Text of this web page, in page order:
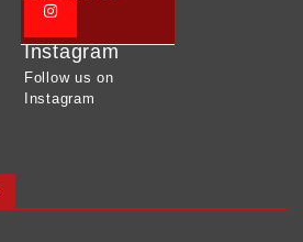
Instagram
Follow us on
Instagram